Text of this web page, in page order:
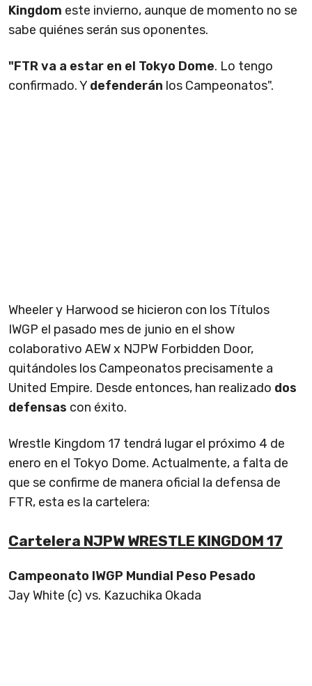
Kingdom este invierno, aunque de momento no se
sabe quiénes serán sus oponentes.
"FTR va a estar en el Tokyo Dome. Lo tengo
confirmado. Y defenderán los Campeonatos".
Wheeler y Harwood se hicieron con los Títulos
IWGP el pasado mes de junio en el show
colaborativo AEW x NJPW Forbidden Door,
quitándoles los Campeonatos precisamente a
United Empire. Desde entonces, han realizado dos
defensas con éxito.
Wrestle Kingdom 17 tendrá lugar el próximo 4 de
enero en el Tokyo Dome. Actualmente, a falta de
que se confirme de manera oficial la defensa de
FTR, esta es la cartelera:
Cartelera NJPW WRESTLE KINGDOM 17
Campeonato IWGP Mundial Peso Pesado
Jay White (c) vs. Kazuchika Okada